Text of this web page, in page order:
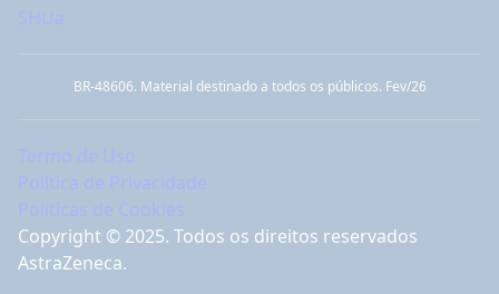
SHUa
BR-48606. Material destinado a todos os públicos. Fev/26
Copyright © 2025. Todos os direitos reservados
AstraZeneca.
Termo de Uso
Política de Privacidade
Políticas de Cookies